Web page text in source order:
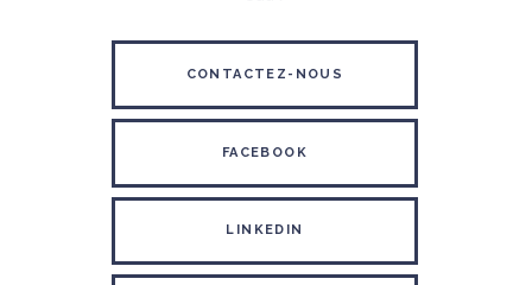
CONTACTEZ-NOUS
FACEBOOK
LINKEDIN